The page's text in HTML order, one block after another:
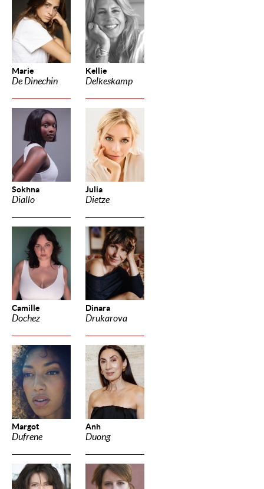
Marie
De Dinechin
Kellie
Delkeskamp
Sokhna
Diallo
Julia
Dietze
Camille
Dochez
Dinara
Drukarova
Margot
Dufrene
Anh
Duong